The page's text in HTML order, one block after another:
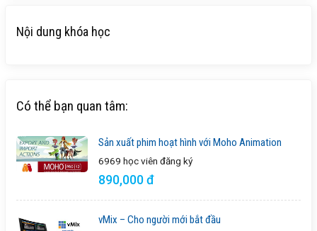
Nội dung khóa học
Có thể bạn quan tâm:
Sản xuất phim hoạt hình với Moho Animation
6969 học viên đăng ký
890,000 đ
vMix – Cho người mới bắt đầu